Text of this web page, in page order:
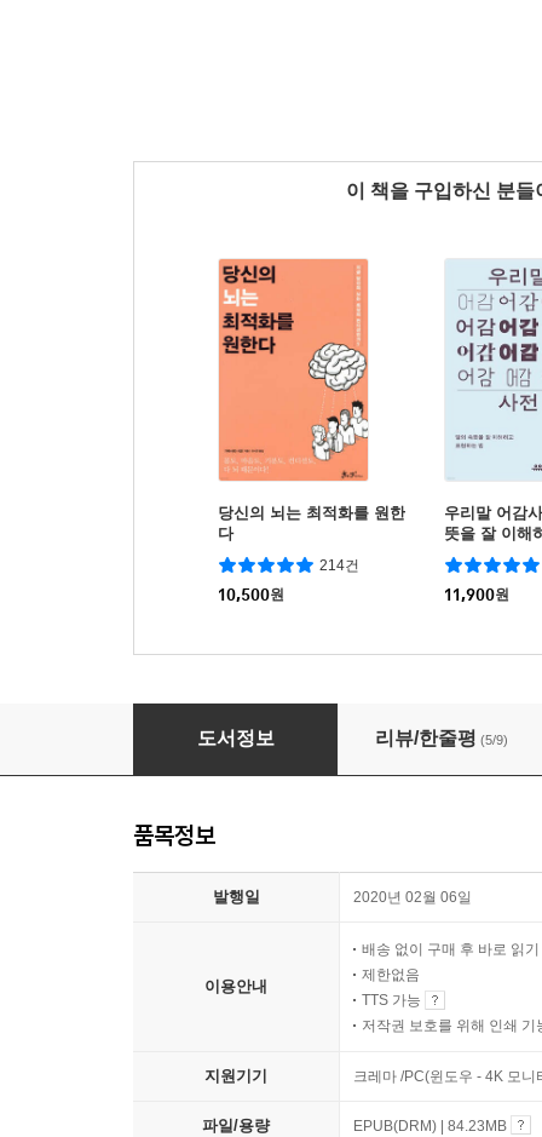
이 책을 구입하신 분
당신의 뇌는 최적화를 원한
다
214건
10,500원
우리말 어감
뜻을 잘 이해
법
11,900원
디지털 헬스케어
도서정보 리뷰/한줄평 (5/9)
품목정보
발행일 2020년 02월 06일
이용안내
배송 없이 구매 후 바로 읽기
제한없음
TTS 가능
저작권 보호를 위해 인쇄 기
지원기기 크레마 /PC(윈도우 - 4K 모
파일/용량 EPUB(DRM) | 84.23MB